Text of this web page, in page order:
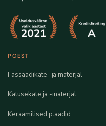
POEST
Fassaadikate- ja materjal
Katusekate ja -materjal
Keraamilised plaadid